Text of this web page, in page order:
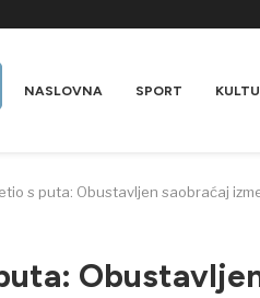
NASLOVNA SPORT
s puta: Obustavljen saobraćaj